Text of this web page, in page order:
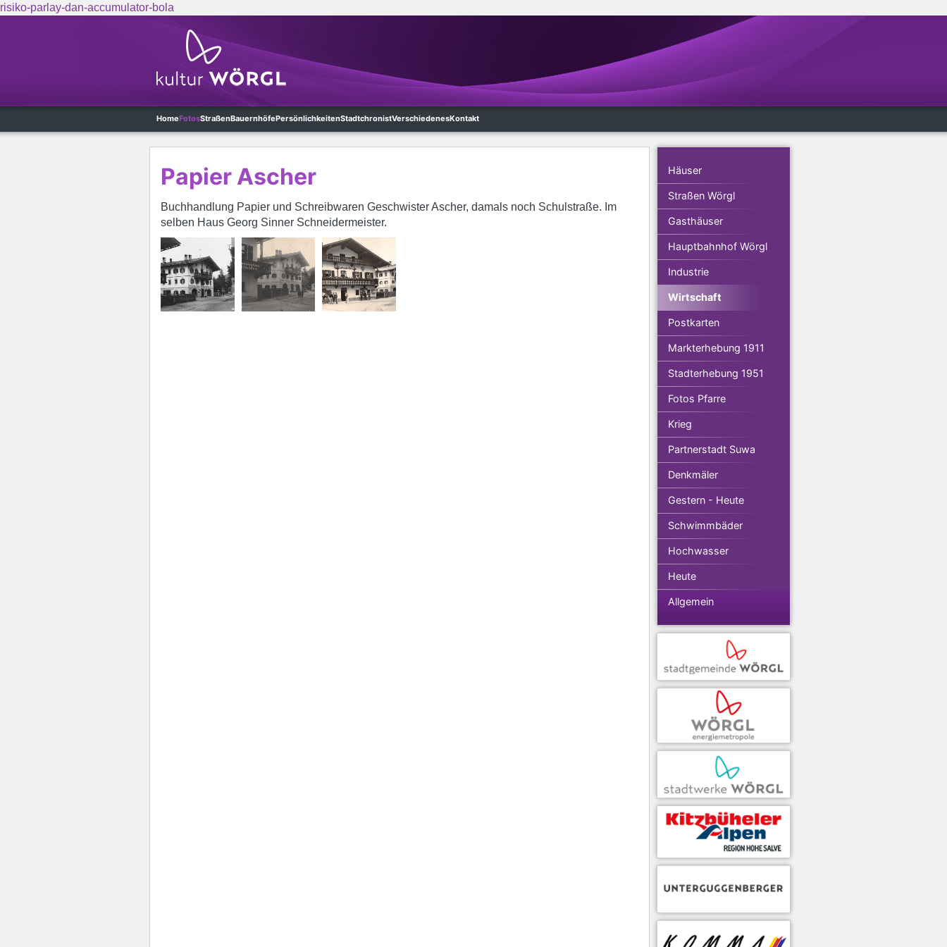
risiko-parlay-dan-accumulator-bola
HomeFotosStraßenBauernhöfePersönlichkeitenStadtchronistVerschiedenesKontakt
Papier Ascher
Buchhandlung Papier und Schreibwaren Geschwister Ascher, damals noch Schulstraße. Im
selben Haus Georg Sinner Schneidermeister.
Häuser
Straßen Wörgl
Gasthäuser
Hauptbahnhof Wörgl
Industrie
Wirtschaft
Postkarten
Markterhebung 1911
Stadterhebung 1951
Fotos Pfarre
Krieg
Partnerstadt Suwa
Denkmäler
Gestern - Heute
Schwimmbäder
Hochwasser
Heute
Allgemein